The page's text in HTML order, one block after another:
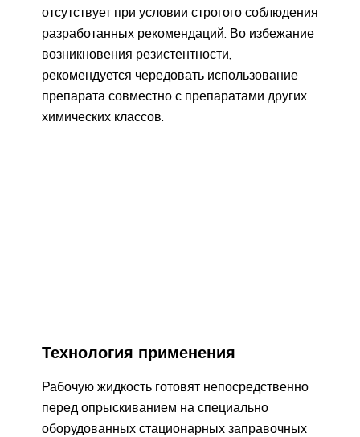
отсутствует при условии строгого соблюдения
разработанных рекомендаций. Во избежание
возникновения резистентности,
рекомендуется чередовать использование
препарата совместно с препаратами других
химических классов.
Технология применения
Рабочую жидкость готовят непосредственно
перед опрыскиванием на специально
оборудованных стационарных заправочных